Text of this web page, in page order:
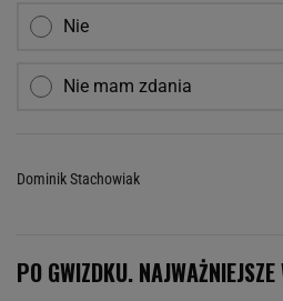
Nie
Nie mam zdania
Dominik Stachowiak